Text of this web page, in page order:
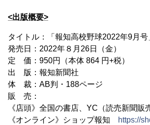
<出版概要>
タイトル：「報知高校野球2022年9月号
発売日：2022年８月26日（金）
定 価：950円（本体 864 円+税）
出 版：報知新聞社
体 裁：AB判・188ページ
販 売：
《店頭》全国の書店、YC（読売新聞販
《オンライン》ショップ報知
https://